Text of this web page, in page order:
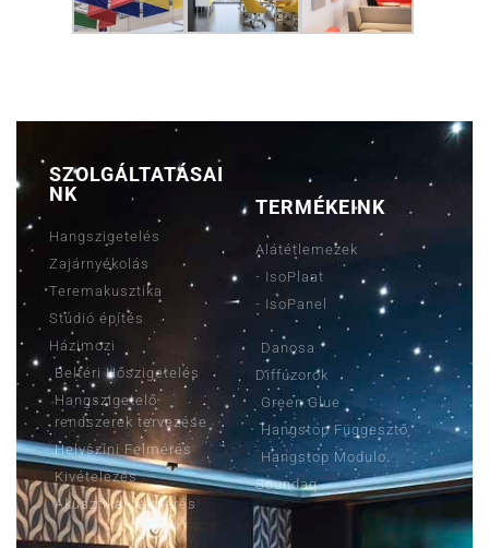
SZOLGÁLTATÁSAI
NK
Hangszigetelés
Zajárnyékolás
Teremakusztika
Stúdió építés
Házimozi
Beltéri Hőszigetelés
Hangszigetelő
rendszerek tervezése
Helyszíni Felmérés
Kivételezés
Akusztikai felmérés
TERMÉKEINK
Alátétlemezek
- IsoPlaat
- IsoPanel
Danosa
Diffúzorok
Green Glue
Hangstop Függesztő
Hangstop Modulo
Soundaq